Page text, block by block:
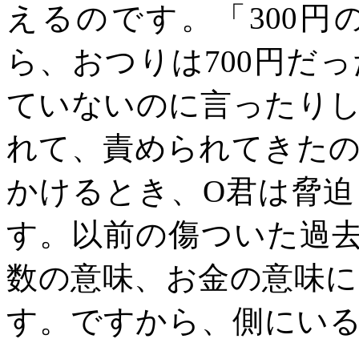
えるのです。「 300 円
ら、おつりは700 円だ
ていないのに言ったり
れて、責められてきた
かけるとき、 O君は脅
す。以前の傷ついた過
数の意味、お金の意味
す。ですから、側にい